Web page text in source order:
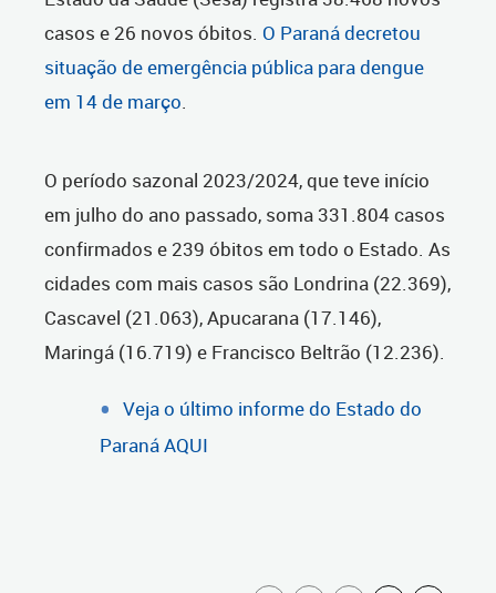
casos e 26 novos óbitos. O Paraná decretou
situação de emergência pública para dengue
em 14 de março.
O período sazonal 2023/2024, que teve início
em julho do ano passado, soma 331.804 casos
confirmados e 239 óbitos em todo o Estado. As
cidades com mais casos são Londrina (22.369),
Cascavel (21.063), Apucarana (17.146),
Maringá (16.719) e Francisco Beltrão (12.236).
Veja o último informe do Estado do
Paraná AQUI